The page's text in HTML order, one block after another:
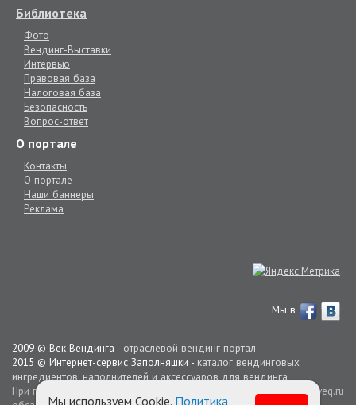
Библиотека
Фото
Вендинг-Выставки
Интервью
Правовая база
Налоговая база
Безопасность
Вопрос-ответ
О портале
Контакты
О портале
Наши баннеры
Реклама
Мы в
2009 © Век Вендинга - отраслевой вендинг портал
2015 © Интернет-сервис Заполняшки - каталог вендинговых
ингредиентов, наполнителей и аксессуаров для вендинга
При перепечатке материалов портала активная гиперссылка на veq.ru
Мы используем Cookie. Политика